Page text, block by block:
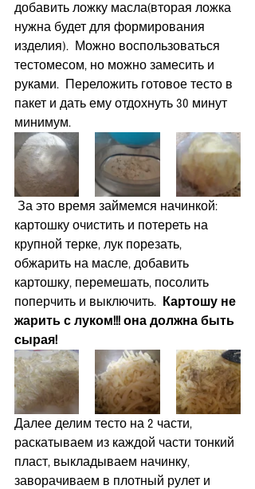
добавить ложку масла(вторая ложка
нужна будет для формирования
изделия).  Можно воспользоваться
тестомесом, но можно замесить и
руками.  Переложить готовое тесто в
пакет и дать ему отдохнуть 30 минут
минимум.
картошку очистить и потереть на
крупной терке, лук порезать,
обжарить на масле, добавить
картошку, перемешать, посолить
поперчить и выключить.
Картошу не
жарить с луком!!! она должна быть
сырая!
Далее делим тесто на 2 части,
раскатываем из каждой части тонкий
пласт, выкладываем начинку,
заворачиваем в плотный рулет и